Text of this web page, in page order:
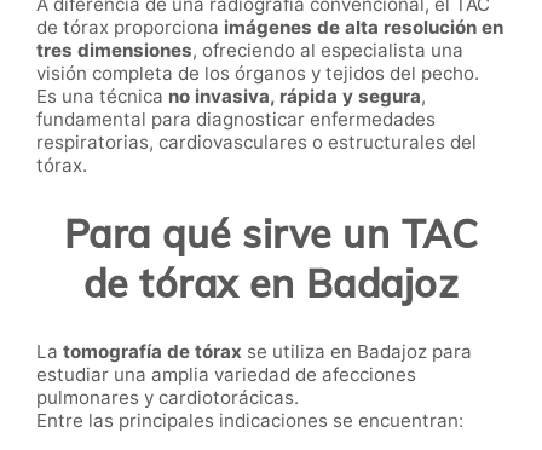
de tórax proporciona imágenes de alta resolución en
tres dimensiones, ofreciendo al especialista una
visión completa de los órganos y tejidos del pecho.
Es una técnica no invasiva, rápida y segura,
fundamental para diagnosticar enfermedades
respiratorias, cardiovasculares o estructurales del
tórax.
Para qué sirve un TAC
de tórax en Badajoz
La tomografía de tórax se utiliza en Badajoz para
estudiar una amplia variedad de afecciones
pulmonares y cardiotorácicas.
Entre las principales indicaciones se encuentran: